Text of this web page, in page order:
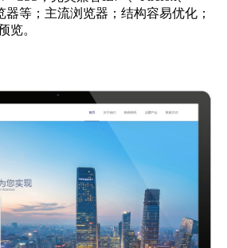
器等；主流浏览器；结构容易优化；
览。